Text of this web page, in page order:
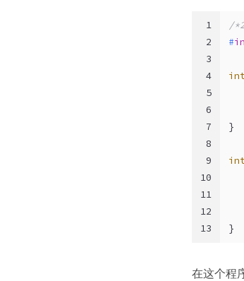
1
2
3
4
5
6
7
8
9
10
11
12
13
/
#
}
}
在这个程